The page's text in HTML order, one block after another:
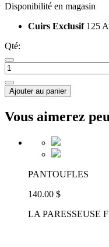
Disponibilité en magasin
Cuirs Exclusif 125
Qté:
Ajouter au panier
Vous aimerez
PANTOUFLES
140.00 $
LA PARESSEUSE F